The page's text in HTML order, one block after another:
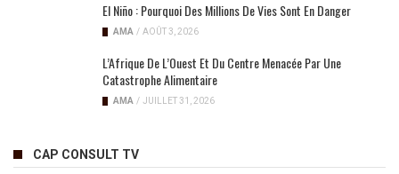
El Niño : Pourquoi Des Millions De Vies Sont En Danger
AMA / AOÛT 3, 2026
L’Afrique De L’Ouest Et Du Centre Menacée Par Une
Catastrophe Alimentaire
AMA / JUILLET 31, 2026
CAP CONSULT TV